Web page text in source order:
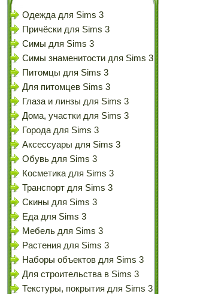
Одежда для Sims 3
Причёски для Sims 3
Симы для Sims 3
Симы знаменитости для Sims 3
Питомцы для Sims 3
Для питомцев Sims 3
Глаза и линзы для Sims 3
Дома, участки для Sims 3
Города для Sims 3
Аксессуары для Sims 3
Обувь для Sims 3
Косметика для Sims 3
Транспорт для Sims 3
Скины для Sims 3
Еда для Sims 3
Мебель для Sims 3
Растения для Sims 3
Наборы объектов для Sims 3
Для строительства в Sims 3
Текстуры, покрытия для Sims 3